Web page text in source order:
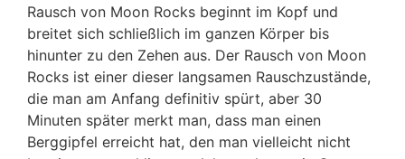
Rausch von Moon Rocks beginnt im Kopf und
breitet sich schließlich im ganzen Körper bis
hinunter zu den Zehen aus. Der Rausch von Moon
Rocks ist einer dieser langsamen Rauschzustände,
die man am Anfang definitiv spürt, aber 30
Minuten später merkt man, dass man einen
Berggipfel erreicht hat, den man vielleicht nicht